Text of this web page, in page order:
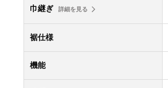
巾継ぎ 詳細を見る
裾仕様
機能